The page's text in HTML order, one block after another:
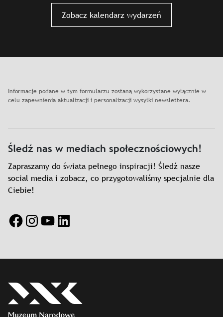
Zobacz kalendarz wydarzeń
Informacje podane w tym formularzu zostaną wykorzystane wyłącznie w
celu zapewnienia aktualizacji i personalizacji wysyłki newslettera.
Śledź nas w mediach społecznościowych!
Zapraszamy do świata pełnego inspiracji! Śledź nasze
social media i zobacz, co przygotowaliśmy specjalnie dla
Ciebie!
Facebook
Instagram
YouTube
LinkedIn